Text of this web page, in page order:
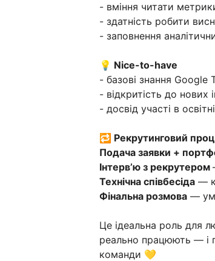
- вміння читати
- здатність робити
- заповнення
💡 Nice-to-have
- базові знання Google
- відкритість до нових
- досвід участі в
🔁 Рекрутинговий
Подача заявки +
Інтервʼю з рекрутером
Технічна співбесіда —
Фінальна розмова —
Це ідеальна роль для
реально працюють — і
команди 💛